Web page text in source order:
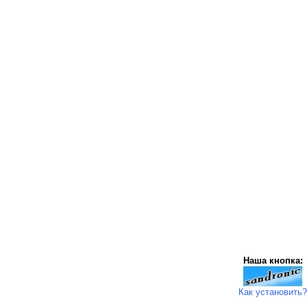
Наша кнопка:
Как установить?